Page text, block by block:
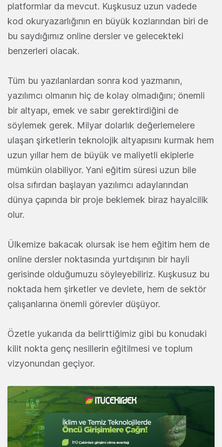
platformlar da mevcut. Kuşkusuz uzun vadede
kod okuryazarlığının en büyük kozlarından biri de
bu saydığımız online dersler ve gelecekteki
benzerleri olacak.
Tüm bu yazılanlardan sonra kod yazmanın,
yazılımcı olmanın hiç de kolay olmadığını; önemli
bir altyapı, emek ve sabır gerektirdiğini de
söylemek gerek. Milyar dolarlık değerlemelere
ulaşan şirketlerin teknolojik altyapısını kurmak hem
uzun yıllar hem de büyük ve maliyetli ekiplerle
mümkün olabiliyor. Yani eğitim süresi uzun bile
olsa sıfırdan başlayan yazılımcı adaylarından
dünya çapında bir proje beklemek biraz hayalcilik
olur.
Ülkemize bakacak olursak ise hem eğitim hem de
online dersler noktasında yurtdışının bir hayli
gerisinde olduğumuzu söyleyebiliriz. Kuşkusuz bu
noktada hem şirketler ve devlete, hem de sektör
çalışanlarına önemli görevler düşüyor.
Özetle yukarıda da belirttiğimiz gibi bu konudaki
kilit nokta genç nesillerin eğitilmesi ve toplum
vizyonundan geçiyor.